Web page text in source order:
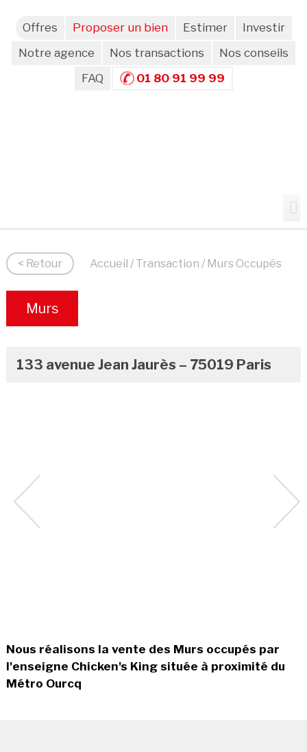
Offres Proposer un bien Estimer
Investir
Notre agence
Nos transactions
Nos conseils
FAQ
01 80 91 99 99
< Retour Accueil / Transaction / Murs Occupés
Murs
133 avenue Jean Jaurès – 75019 Paris
Nous réalisons la vente des Murs occupés par
l'enseigne Chicken's King située à proximité du
Métro Ourcq